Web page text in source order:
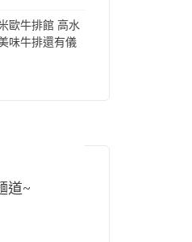
歐牛排館 高水
味牛排還有儀
道~